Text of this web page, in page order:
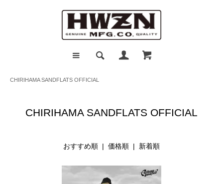
CHIRIHAMA SANDFLATS OFFICIAL
CHIRIHAMA SANDFLATS OFFICIAL
おすすめ順 | 価格順 | 新着順